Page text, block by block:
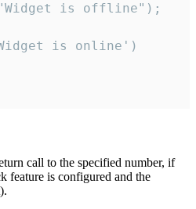
is offline");
is online')
call to the specified number, if
feature is configured and the